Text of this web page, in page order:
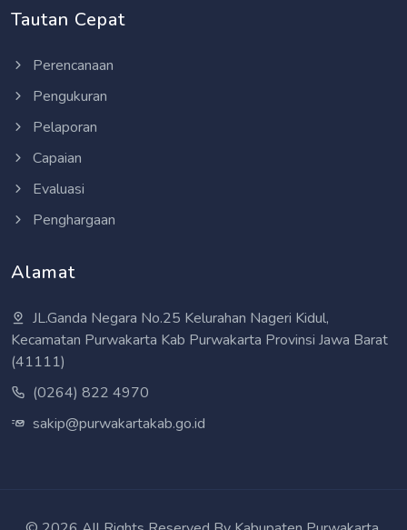
Tautan Cepat
Perencanaan
Pengukuran
Pelaporan
Capaian
Evaluasi
Penghargaan
Alamat
JL.Ganda Negara No.25 Kelurahan Nageri Kidul,
Kecamatan Purwakarta Kab Purwakarta Provinsi Jawa Barat
(41111)
(0264) 822 4970
sakip@purwakartakab.go.id